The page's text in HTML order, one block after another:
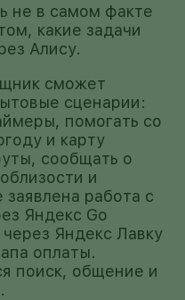
не в самом факте
какие задачи
Алису.
сможет
сценарии:
помогать со
и карту
сообщать о
и
заявлена работа с
Яндекс Go
Яндекс Лавку
оплаты.
поиск, общение и